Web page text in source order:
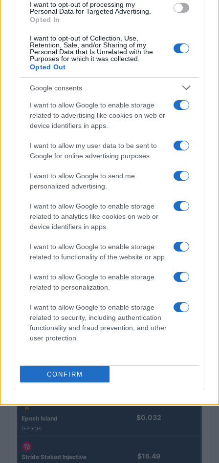
I want to opt-out of processing my
Personal Data for Targeted Advertising.
Opted In
I want to opt-out of Collection, Use,
Retention, Sale, and/or Sharing of my
Personal Data that Is Unrelated with the
Purposes for which it was collected.
Opted Out
Google consents
I want to allow Google to enable storage
related to advertising like cookies on web or
device identifiers in apps.
I want to allow my user data to be sent to
Google for online advertising purposes.
I want to allow Google to send me
personalized advertising.
I want to allow Google to enable storage
related to analytics like cookies on web or
device identifiers in apps.
I want to allow Google to enable storage
related to functionality of the website or app.
I want to allow Google to enable storage
related to personalization.
I want to allow Google to enable storage
related to security, including authentication
functionality and fraud prevention, and other
user protection.
CONFIRM
Andrea Innocenti · 6 Ago 2026
Andrea Innocenti · 5 Ago 2026
QUOTAZIONI CRYPTO
Nome Prezzo
Eureka Bridged PAX
Gold (Terra
$4,187.30
Kinza Babylon Staked
$83,270.00
Steakhouse EURCV
(STEAKEURCV)
Epoch Island
(EPOCH)
$0.032
Stride Staked Injective $16.49